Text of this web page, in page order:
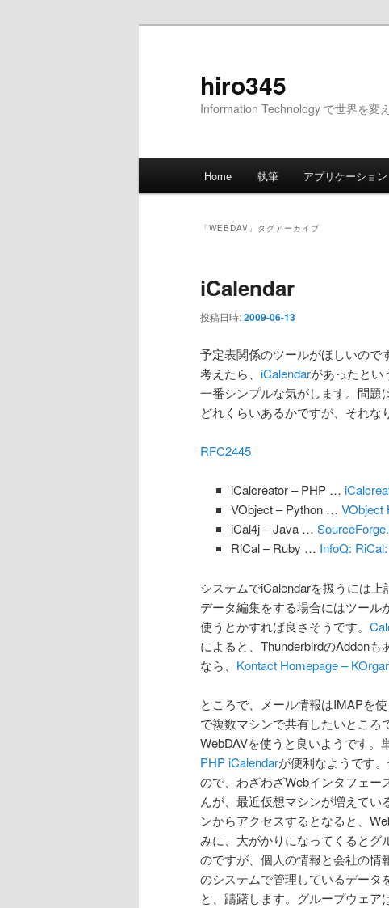
hiro345
Information Technology で世界を変
Home 執筆 アプリケーション
「WEBDAV 」タグアーカイブ
iCalendar
投稿日時:2009-06-13
予定表関係のツールがほしいので
考えたら、 iCalendarがあったとい
一番シンプルな気がします。問題
どれくらいあるかですが、それな
RFC2445
iCalcreator – PHP …
VObject – Python … VObject
iCal4j – Java …
RiCal – Ruby … InfoQ:
システムでiCalendarを扱うには
データ編集をする場合にはツール
使うとかすれば良さそうです。
によると、ThunderbirdのAddon
なら、 Kontact Homepage –
ところで、メール情報はIMAPを
で複数マシンで共有したいところ
WebDAVを使うと良いようです。
PHP iCalendarが便利なようです
ので、わざわざWebインタフェ
んが、最近仮想マシンが増えて
ンからアクセスするとなると、
みに、大がかりになってくるとグ
のですが、個人の情報と会社の情
のシステムで管理しているデータ
と、躊躇します。グループウェア